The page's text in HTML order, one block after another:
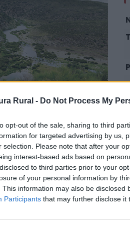
Rural - Do Not Process My
opt-out of the sale, sharing to third
for targeted advertising by us,
selection. Please note that after your
interest-based ads based on
to third parties prior to your
of your personal information by
This information may also be disclosed
Participants that may further disclose it
admirar el vuelo de
es extraño ver
a los grandes machos de